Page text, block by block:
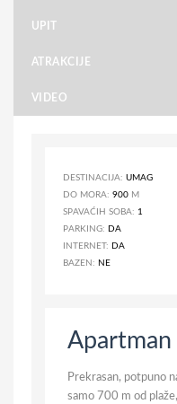
UPIT
ATRAKCIJE
VIDEO
DESTINACIJA: UMAG
DO MORA: 900 M
SPAVAĆIH SOBA: 1
PARKING: DA
INTERNET: DA
BAZEN: NE
Prekrasan, potpuno
samo 700 m od